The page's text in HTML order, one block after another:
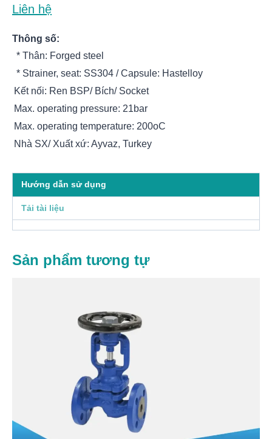
Liên hệ
Thông số:
* Thân: Forged steel
* Strainer, seat: SS304 / Capsule: Hastelloy
Kết nối: Ren BSP/ Bích/ Socket
Max. operating pressure: 21bar
Max. operating temperature: 200oC
Nhà SX/ Xuất xứ: Ayvaz, Turkey
Hướng dẫn sử dụng
Tải tài liệu
Sản phẩm tương tự